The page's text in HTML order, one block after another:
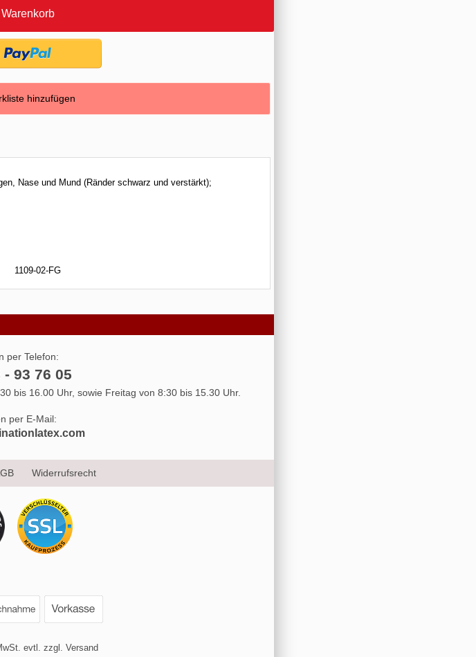
Warenkorb
hinzufügen
Nase und Mund (Ränder schwarz und verstärkt);
1109-02-FG
per Telefon:
- 93 76 05
bis 16.00 Uhr, sowie Freitag von 8:30 bis 15.30 Uhr.
per E-Mail:
Widerrufsrecht
evtl. zzgl. Versand